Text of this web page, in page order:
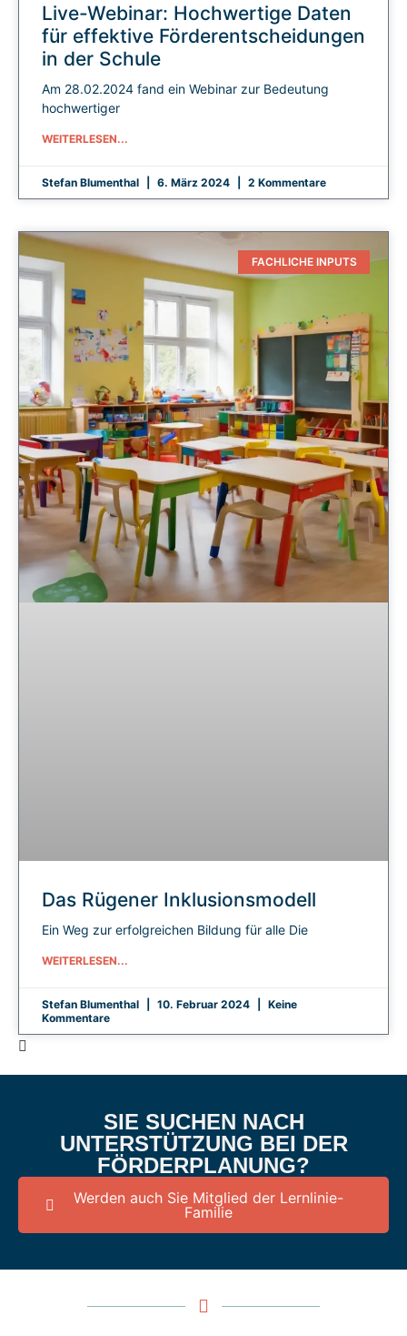
Live-Webinar: Hochwertige Daten
für effektive Förderentscheidungen
in der Schule
Am 28.02.2024 fand ein Webinar zur Bedeutung
hochwertiger
WEITERLESEN...
Stefan Blumenthal 6. März 2024 2 Kommentare
FACHLICHE INPUTS
Das Rügener Inklusionsmodell
Ein Weg zur erfolgreichen Bildung für alle Die
WEITERLESEN...
Stefan Blumenthal 10. Februar 2024
Keine
Kommentare
SIE SUCHEN NACH
UNTERSTÜTZUNG BEI DER
FÖRDERPLANUNG?
Werden auch Sie Mitglied der Lernlinie-
Familie